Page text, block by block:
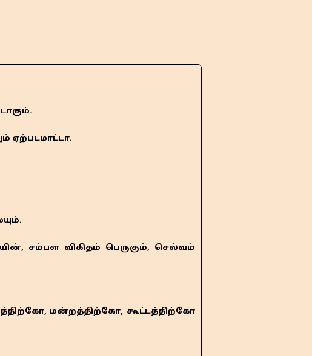
ஏற்படமாட்டா.
சம்பள விகிதம் பெருகும், செல்வம்
மன்றத்திற்கோ, கூட்டத்திற்கோ